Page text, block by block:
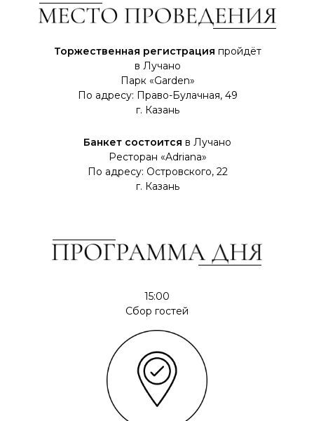
Банкет состоится в Лучано
Ресторан «Adriana»
По адресу: Островского, 22
г. Казань
Торжественная регистрация пройдёт
в Лучано
Парк «Garden»
По адресу: Право-Булачная, 49
г. Казань
15:00
Сбор гостей